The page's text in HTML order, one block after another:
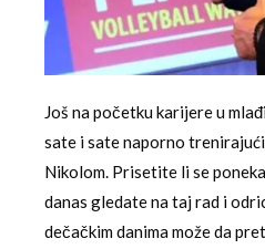
Još na početku karijere u
sate i sate naporno
Nikolom. Prisetite li se
danas gledate na taj rad i
dečačkim danima može da